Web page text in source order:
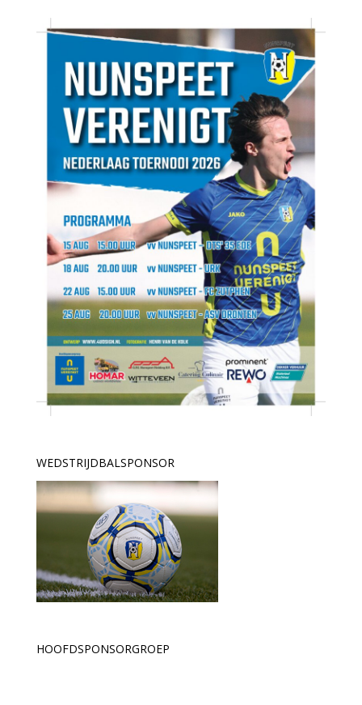
WEDSTRIJDBALSPONSOR
HOOFDSPONSORGROEP